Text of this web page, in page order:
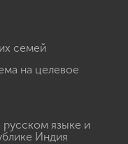
семей
на целевое
языке и
Индия